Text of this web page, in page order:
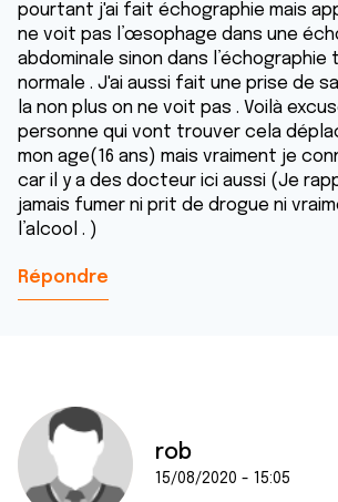
pourtant j'ai fait échographie mais
ne voit pas l’œsophage dans une
abdominale sinon dans
normale . J'ai aussi fait une prise de
la non plus on ne voit pas . Voilà
personne qui vont trouver cela
mon age(16 ans) mais vraiment je
car il y a des docteur ici aussi (Je
jamais fumer ni prit de drogue ni
l’alcool . )
Répondre
rob
15/08/2020 - 15:05